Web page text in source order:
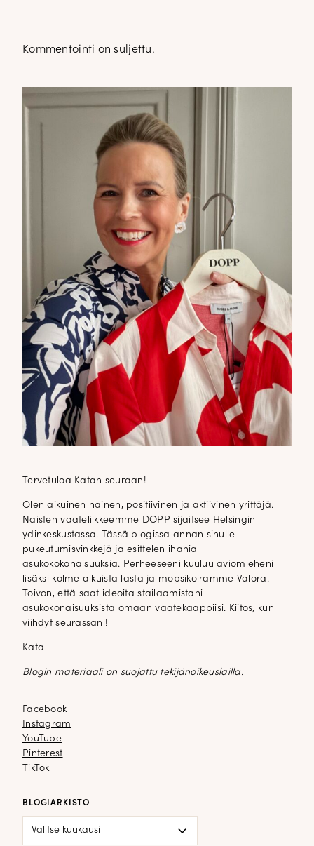
Kommentointi on suljettu.
Tervetuloa Katan seuraan!
Olen aikuinen nainen, positiivinen ja aktiivinen yrittäjä.
Naisten vaateliikkeemme DOPP sijaitsee Helsingin
ydinkeskustassa. Tässä blogissa annan sinulle
pukeutumisvinkkejä ja esittelen ihania
asukokokonaisuuksia. Perheeseeni kuuluu aviomieheni
lisäksi kolme aikuista lasta ja mopsikoiramme Valora.
Toivon, että saat ideoita stailaamistani
asukokonaisuuksista omaan vaatekaappiisi. Kiitos, kun
viihdyt seurassani!
Kata
Blogin materiaali on suojattu tekijänoikeuslailla.
Facebook
Facebook
Instagram
Instagram
YouTube
YouTube
Pinterest
Pinterest
TikTok
TikTok
BLOGIARKISTO